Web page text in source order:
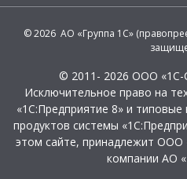
© 2026 АО «Группа 1С»
© 2011- 2026 ООО «1С-
Исключительное право на
«1С:Предприятие 8» и
продуктов системы
этом сайте, принадлежит ООО
компании АО